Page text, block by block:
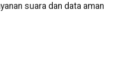
suara dan data aman